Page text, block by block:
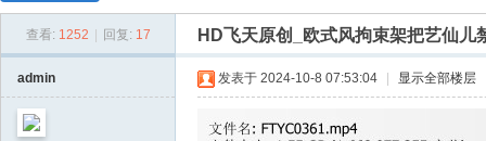
艺
查看: 1252 回复: 17 HD飞天原创_欧式风拘束架把艺仙
admin 发表于 2024-10-8 07:53:04 显示全部楼层